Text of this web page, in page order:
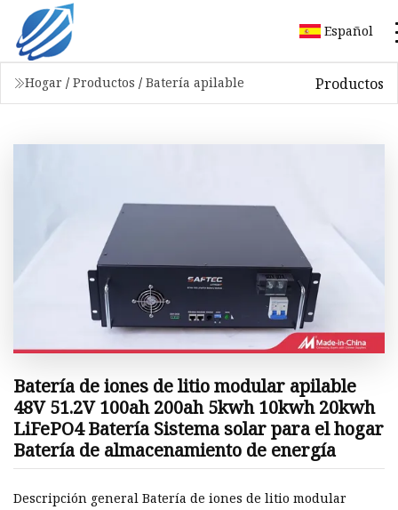
Español
Hogar / Productos / Batería apilable Productos
Batería de iones de litio modular apilable
48V 51.2V 100ah 200ah 5kwh 10kwh 20kwh
LiFePO4 Batería Sistema solar para el hogar
Batería de almacenamiento de energía
Descripción general Batería de iones de litio modular